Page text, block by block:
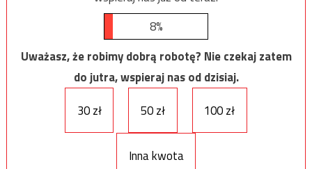
8%
Uważasz, że robimy dobrą robotę? Nie czekaj zatem
do jutra, wspieraj nas od dzisiaj.
30 zł
50 zł 100 zł
Inna kwota